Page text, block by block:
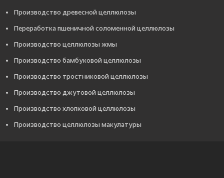
Производство древесной целлюлозы
Переработка пшеничной соломенной целлюлозы
Производство целлюлозы жмы
Производство бамбуковой целлюлозы
Производство тростниковой целлюлозы
Производство джутовой целлюлозы
Производство хлопковой целлюлозы
Производство целлюлозы макулатуры